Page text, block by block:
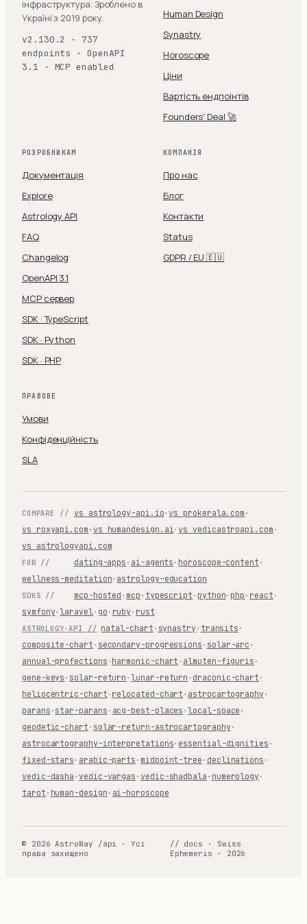
інфраструктура. Зроблено в
Україні з 2019 року.
v2.130.2 · 737
endpoints · OpenAPI
3.1 · MCP enabled
Human Design
Synastry
Horoscope
Ціни
Вартість ендпоінтів
Founders' Deal 🚀
РОЗРОБНИКАМ
Документація
Explore
Astrology API
FAQ
Changelog
OpenAPI 3.1
MCP сервер
SDK · TypeScript
SDK · Python
SDK · PHP
КОМПАНІЯ
Про нас
Блог
Контакти
Status
GDPR / EU 🇪🇺
ПРАВОВЕ
Умови
Конфіденційність
SLA
COMPARE // vs astrology-api.io·vs prokerala.com ·
vs roxyapi.com · vs humandesign.ai ·vs vedicastroapi.com ·
vs astrologyapi.com
FOR // dating-apps · ai-agents · horoscope-content ·
wellness-meditation· astrology-education
SDKS // mcp-hosted · mcp · typescript · python· php · react ·
symfony·laravel · go · ruby · rust
ASTROLOGY-API // natal-chart · synastry · transits ·
composite-chart · secondary-progressions · solar-arc ·
annual-profections · harmonic-chart · almuten-figuris ·
gene-keys · solar-return ·lunar-return · draconic-chart ·
heliocentric-chart · relocated-chart · astrocartography ·
parans · star-parans · acg-best-places ·local-space ·
geodetic-chart · solar-return-astrocartography ·
astrocartography-interpretations· essential-dignities ·
fixed-stars · arabic-parts · midpoint-tree · declinations ·
vedic-dasha ·vedic-vargas ·vedic-shadbala · numerology ·
tarot · human-design · ai-horoscope
© 2026 AstroWay /api · Усі
права захищено
// docs · Swiss
Ephemeris · 2026